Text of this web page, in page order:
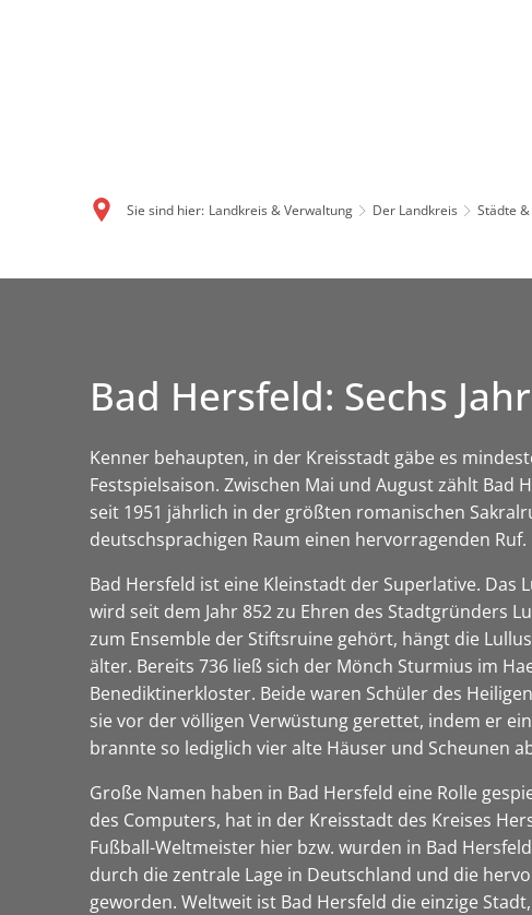
Sie sind hier: Landkreis & Verwaltung Der Landkreis Städte
Bad Hersfeld: Sechs
Kenner behaupten, in der Kreisstadt gäbe es
Festspielsaison. Zwischen Mai und August zählt
seit 1951 jährlich in der größten romanischen
deutschsprachigen Raum einen hervorragenden Ruf.
Bad Hersfeld ist eine Kleinstadt der Superlative. Das
wird seit dem Jahr 852 zu Ehren des Stadtgründers
zum Ensemble der Stiftsruine gehört, hängt die
älter. Bereits 736 ließ sich der Mönch Sturmius im
Benediktinerkloster. Beide waren Schüler des
sie vor der völligen Verwüstung gerettet, indem er
brannte so lediglich vier alte Häuser und Scheunen
Große Namen haben in Bad Hersfeld eine Rolle
des Computers, hat in der Kreisstadt des Kreises
Fußball-Weltmeister hier bzw. wurden in Bad
durch die zentrale Lage in Deutschland und die
geworden. Weltweit ist Bad Hersfeld die einzige